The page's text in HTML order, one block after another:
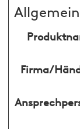
Firma/